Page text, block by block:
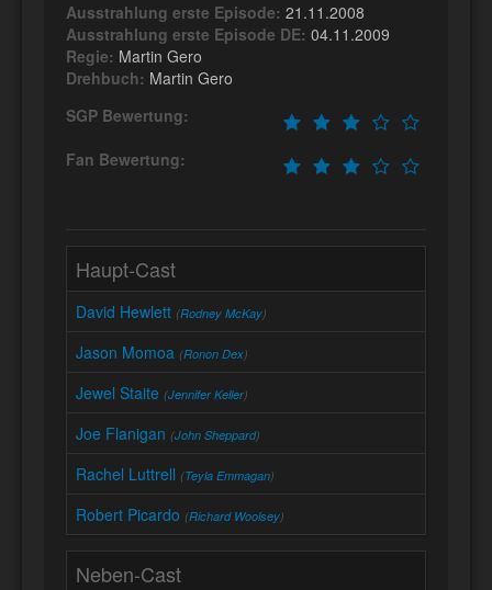
Ausstrahlung erste Episode: 21.11.2008
Ausstrahlung erste Episode DE: 04.11.2009
Regie: Martin Gero
Drehbuch: Martin Gero
SGP Bewertung:
Fan Bewertung:
Haupt-Cast
David Hewlett (Rodney McKay)
Jason Momoa (Ronon Dex)
Jewel Staite (Jennifer Keller)
Joe Flanigan (John Sheppard)
Rachel Luttrell (Teyla Emmagan)
Robert Picardo (Richard Woolsey)
Neben-Cast